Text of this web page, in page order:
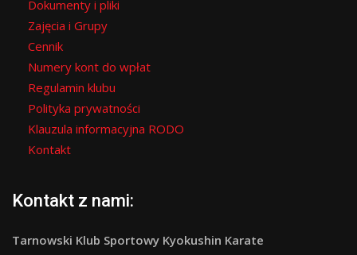
Dokumenty i pliki
Zajęcia i Grupy
Cennik
Numery kont do wpłat
Regulamin klubu
Polityka prywatności
Klauzula informacyjna RODO
Kontakt
Kontakt z nami:
Tarnowski Klub Sportowy Kyokushin Karate